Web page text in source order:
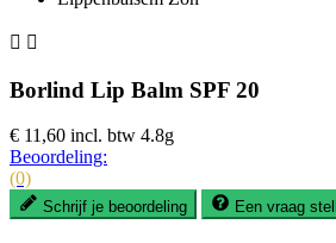
 
Borlind Lip Balm SPF 20
€ 11,60 incl. btw 4.8g
Beoordeling:
(0)
Schrijf je beoordeling Een vraag